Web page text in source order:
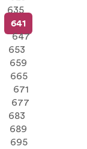
635
641
647
653
659
665
671
677
683
689
695